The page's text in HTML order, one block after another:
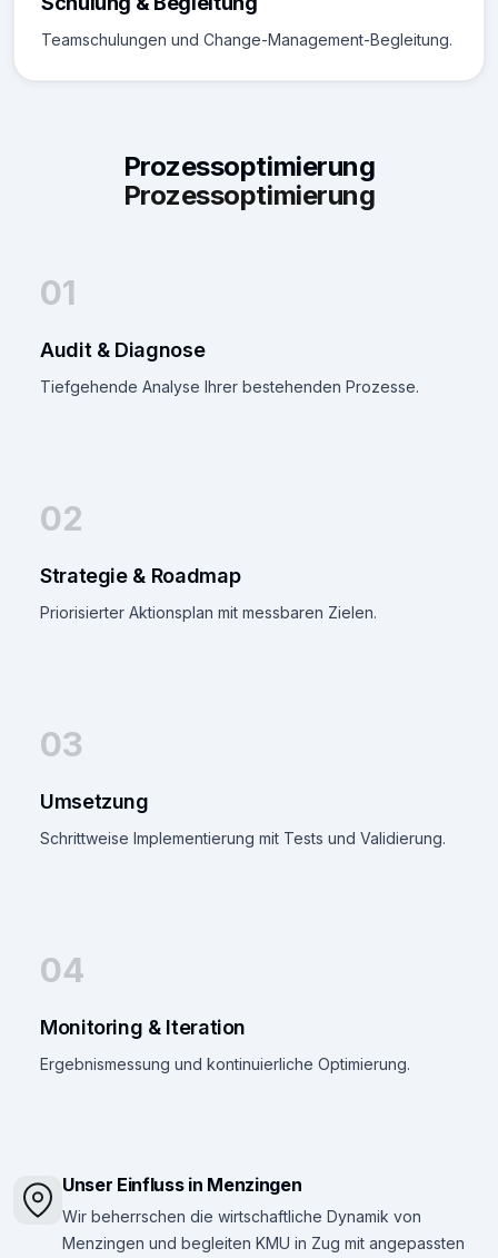
Teamschulungen und Change-Management-Begleitung.
Prozessoptimierung
Prozessoptimierung
01
Audit & Diagnose
Tiefgehende Analyse Ihrer bestehenden Prozesse.
02
Strategie & Roadmap
Priorisierter Aktionsplan mit messbaren Zielen.
03
Umsetzung
Schrittweise Implementierung mit Tests und Validierung.
04
Monitoring & Iteration
Ergebnismessung und kontinuierliche Optimierung.
Unser Einfluss in Menzingen
Wir beherrschen die wirtschaftliche Dynamik von
Menzingen und begleiten KMU in Zug mit angepassten